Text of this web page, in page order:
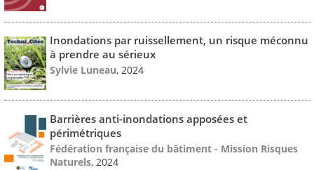
Inondations par ruissellement, un risque méconnu
à prendre au sérieux
Sylvie Luneau, 2024
Barrières anti-inondations apposées et
périmétriques
Fédération française du bâtiment - Mission Risques
Naturels, 2024